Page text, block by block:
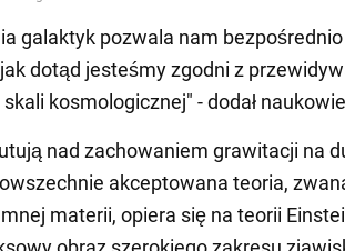
galaktyk pozwala nam bezpośrednio
dotąd jesteśmy zgodni z
kosmologicznej" - dodał
nad zachowaniem grawitacji na
akceptowana teoria,
materii, opiera się na teorii